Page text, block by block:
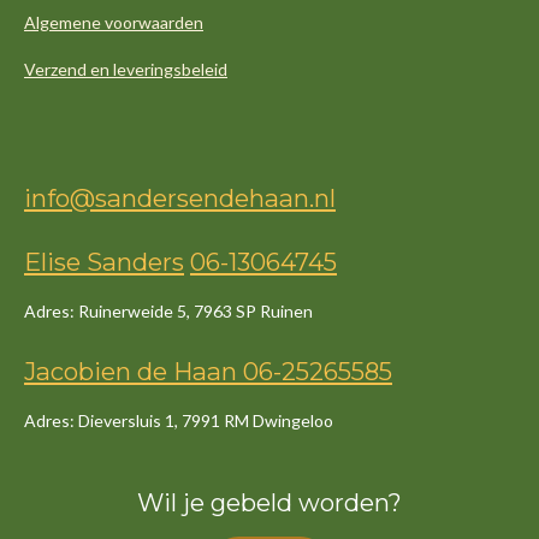
Algemene voorwaarden
Verzend en leveringsbeleid
info@sandersendehaan.nl
Elise Sanders 06-13064745
Adres: Ruinerweide 5, 7963 SP Ruinen
Jacobien de Haan 06-25265585
Adres: Dieversluis 1, 7991 RM Dwingeloo
Wil je gebeld worden?